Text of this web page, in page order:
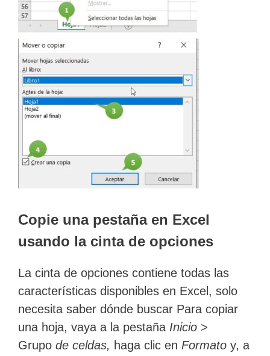
Copie una pestaña en Excel
usando la cinta de opciones
La cinta de opciones contiene todas las
características disponibles en Excel, solo
necesita saber dónde buscar Para copiar
una hoja, vaya a la pestaña Inicio >
Grupo de celdas, haga clic en Formato y, a